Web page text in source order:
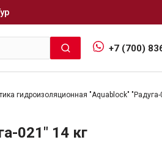
гидроизоляционная "Aquablock" "Радуга-
021" 14 кг
+7 (700)